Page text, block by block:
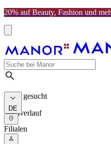
20% auf Beauty, Fashion und
Meist gesucht
Suchverlauf
DE
Filialen